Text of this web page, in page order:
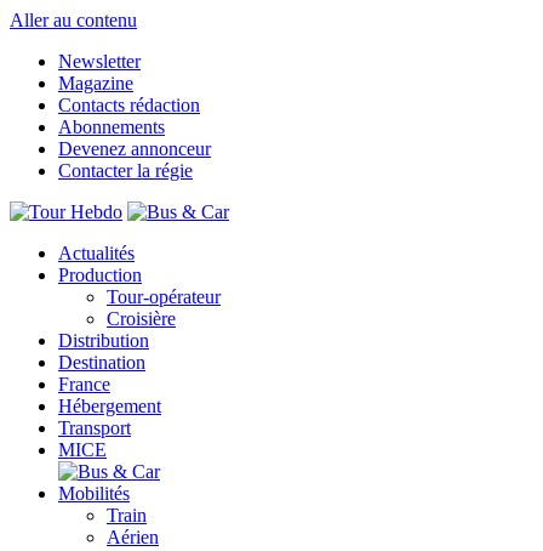
Aller au contenu
Newsletter
Magazine
Contacts rédaction
Abonnements
Devenez annonceur
Contacter la régie
Actualités
Production
Tour-opérateur
Croisière
Distribution
Destination
France
Hébergement
Transport
MICE
Mobilités
Train
Aérien